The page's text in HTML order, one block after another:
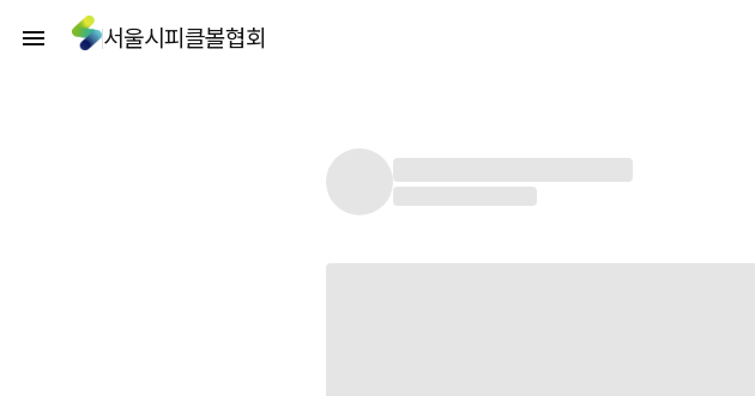
서울시피클볼협회